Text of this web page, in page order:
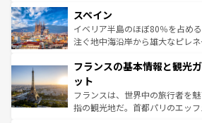
ろん、トスカーナの美しい田園風
景など、自然景観も見逃せない
ピザやパスタなど、絶品のイタ
ませてくれるイタリアで、忘れ
なお、新着のイタリア情報は
しい。
スペイン
イベリア半島のほぼ80％を占め
注ぐ地中海沿岸から雄大なピレ
文化が根付くこの国では、情熱
れる闘牛、そして美味しいタパス
る。首都マドリードの洗練され
アートに溢れた街角から、地方
フランスの基本情報と観光
ット
フランスは、世界中の旅行者を
指の観光地だ。首都パリのエッ